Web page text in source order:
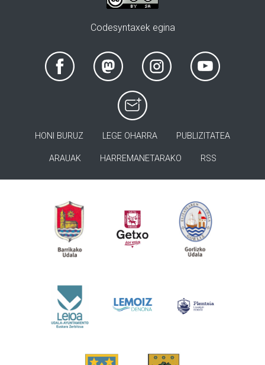
Codesyntaxek egina
HONI BURUZ LEGE OHARRA PUBLIZITATEA
ARAUAK HARREMANETARAKO RSS